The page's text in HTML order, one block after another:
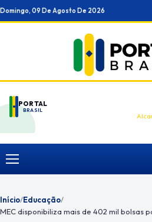
Ir
para
Domingo, 09 De Agosto De 2026
PORTAL
BRASIL
Menu
Início/Educação/
MEC disponibiliza mais de 402 mil bolsas